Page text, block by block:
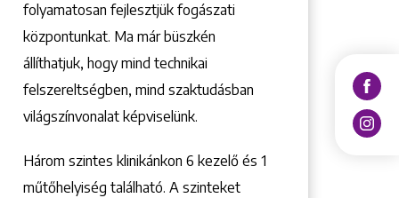
folyamatosan fejlesztjük fogászati
központunkat. Ma már büszkén
állíthatjuk, hogy mind technikai
felszereltségben, mind szaktudásban
világszínvonalat képviselünk.
Három szintes klinikánkon 6 kezelő ­és 1
műtőhelyiség található. A szinteket